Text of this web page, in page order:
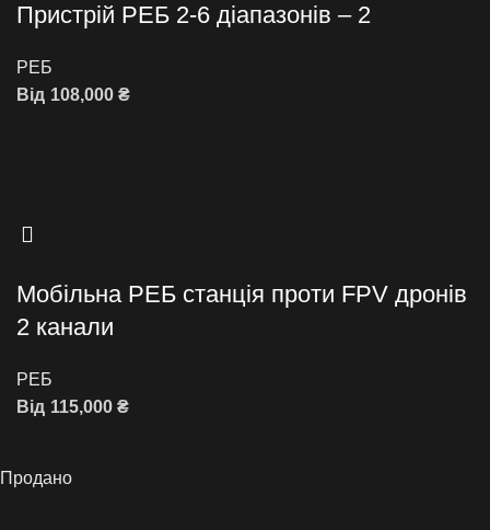
Пристрій РЕБ 2-6 діапазонів – 2
РЕБ
Від 108,000 ₴
Мобільна РЕБ станція проти FPV дронів
2 канали
РЕБ
Від 115,000 ₴
Продано